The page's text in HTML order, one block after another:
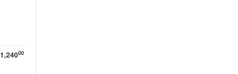
1,24000